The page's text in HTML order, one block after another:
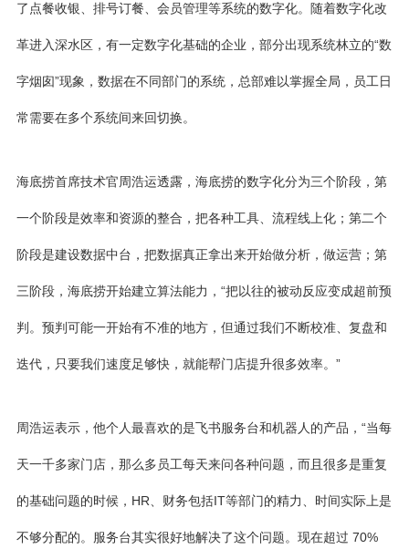
了点餐收银、排号订餐、会员管理等系统的数字化。随着数字化改
革进入深水区，有一定数字化基础的企业，部分出现系统林立的“数
字烟囱”现象，数据在不同部门的系统，总部难以掌握全局，员工日
常需要在多个系统间来回切换。
海底捞首席技术官周浩运透露，海底捞的数字化分为三个阶段，第
一个阶段是效率和资源的整合，把各种工具、流程线上化；第二个
阶段是建设数据中台，把数据真正拿出来开始做分析，做运营；第
三阶段，海底捞开始建立算法能力，“把以往的被动反应变成超前预
判。预判可能一开始有不准的地方，但通过我们不断校准、复盘和
迭代，只要我们速度足够快，就能帮门店提升很多效率。”
周浩运表示，他个人最喜欢的是飞书服务台和机器人的产品，“当每
天一千多家门店，那么多员工每天来问各种问题，而且很多是重复
的基础问题的时候，HR、财务包括IT等部门的精力、时间实际上是
不够分配的。服务台其实很好地解决了这个问题。现在超过 70%